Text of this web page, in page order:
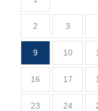
2 3
9 10
16 17
23 24